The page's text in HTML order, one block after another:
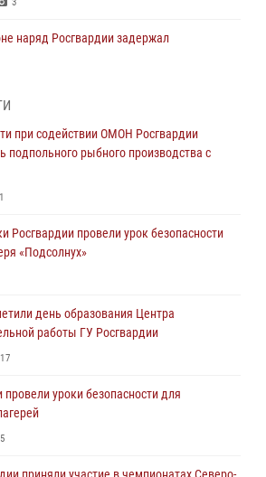
наряд Росгвардии задержал
1
оперативно задержали
пускового устройства рядом с жилыми
Росгвардии обеспечили
матча "Зенит" - "Балтика"
Росгвардии обнаружил
автотранспорт
2
обнаружили объявленный в розыск
при совершении кражи в
при содействии ОМОН Росгвардии
подпольного рыбного производства с
1
Росгвардии провели урок безопасности
«Подсолнух»
день образования Центра
работы ГУ Росгвардии
17
уроки безопасности для
5
приняли участие в чемпионатах Северо-